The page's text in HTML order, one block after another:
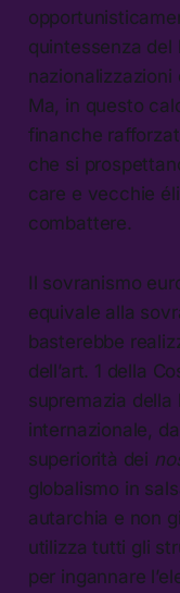
quintessenza del
Ma, in questo
finanche
che si
care e vecchie
combattere.
Il sovranismo
equivale alla
basterebbe
dell’art. 1 della
supremazia della
internazionale,
superiorità dei
globalismo in
autarchia e non
utilizza tutti gli
per ingannare